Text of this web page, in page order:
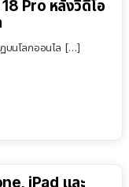
Pro หลังวิดีโอ
บนโลกออนไล […]
iPad และ